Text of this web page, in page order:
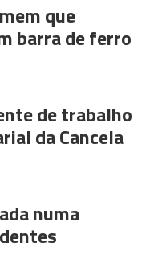
que
barra de ferro
de trabalho
da Cancela
numa